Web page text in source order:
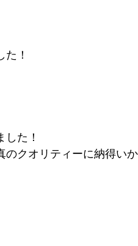
！
た！
クオリティーに納得いか